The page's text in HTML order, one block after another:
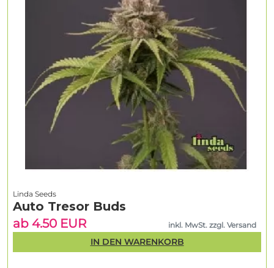
Linda Seeds
Auto Tresor Buds
ab 4.50 EUR
inkl. MwSt. zzgl. Versand
IN DEN WARENKORB